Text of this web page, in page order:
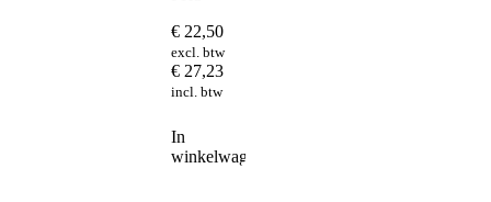
€ 22,50
excl. btw
€ 27,23
incl. btw
In
winkelwagen